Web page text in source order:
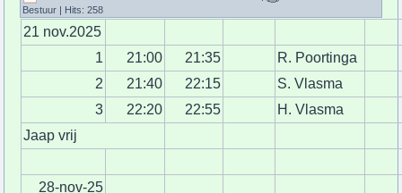
Bestuur | Hits: 258
21 nov.2025
1
21:00 21:35
R. Poortinga
2
21:40 22:15
S. Vlasma
3
22:20 22:55
H. Vlasma
Jaap vrij
28-nov-25